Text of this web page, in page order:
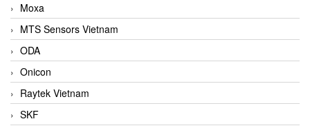
Moxa
MTS Sensors Vietnam
ODA
Onicon
Raytek Vietnam
SKF